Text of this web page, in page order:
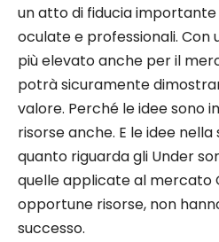
un atto di fiducia
oculate e professionali. Con
più elevato anche per il
potrà sicuramente
valore. Perché le idee sono
risorse anche. E le idee
quanto riguarda gli Under
quelle applicate al mercato
opportune risorse, non
successo.